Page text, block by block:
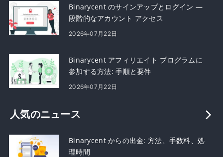
Binarycent のサインアップとログイン —
段階的なアカウント アクセス
2026年07月22日
Binarycent アフィリエイト プログラムに
参加する方法: 手順と要件
2026年07月22日
人気のニュース
Binarycent からの出金: 方法、手数料、処
理時間